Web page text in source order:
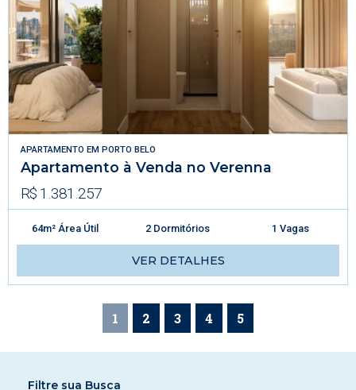
Filtre sua Busca
APARTAMENTO EM PORTO BELO
Apartamento à Venda no Verenna
R$ 1.381.257
64m² Área Útil 2 Dormitórios 1 Vagas
VER DETALHES
1 2 3 4 5